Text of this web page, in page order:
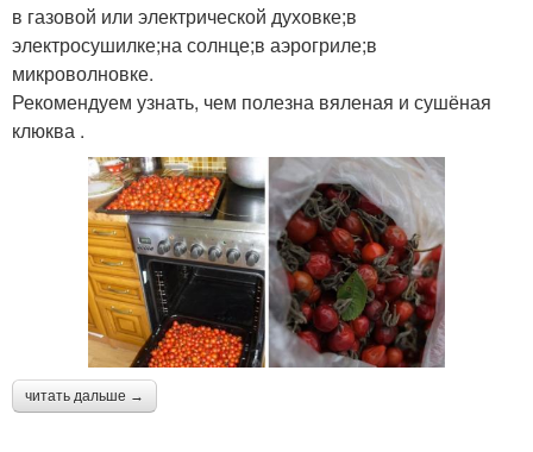
в газовой или электрической духовке;в
электросушилке;на солнце;в аэрогриле;в
микроволновке.
Рекомендуем узнать, чем полезна вяленая и сушёная
клюква .
читать дальше →